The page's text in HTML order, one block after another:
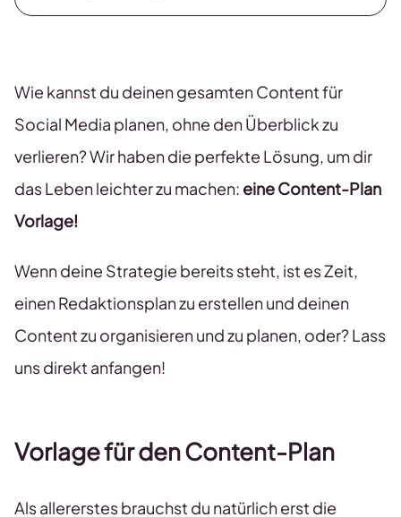
Wie kannst du deinen gesamten Content für
Social Media planen, ohne den Überblick zu
verlieren? Wir haben die perfekte Lösung, um dir
das Leben leichter zu machen: eine Content-Plan
Vorlage!
Wenn deine Strategie bereits steht, ist es Zeit,
einen Redaktionsplan zu erstellen und deinen
Content zu organisieren und zu planen, oder? Lass
uns direkt anfangen!
Vorlage für den Content-Plan
Als allererstes brauchst du natürlich erst die